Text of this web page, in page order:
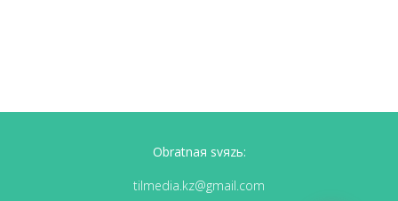
Obratnaя svяzь:
tilmedia.kz@gmail.com